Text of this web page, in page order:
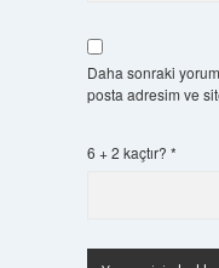
Daha sonraki
posta adresim ve
6 + 2 kaçtır? *